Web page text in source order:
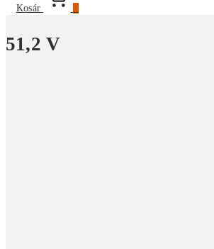
Kosár
51,2 V